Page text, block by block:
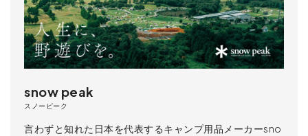
snow peak
スノーピーク
言わずと知れた日本を代表するキャンプ用品メーカーsno